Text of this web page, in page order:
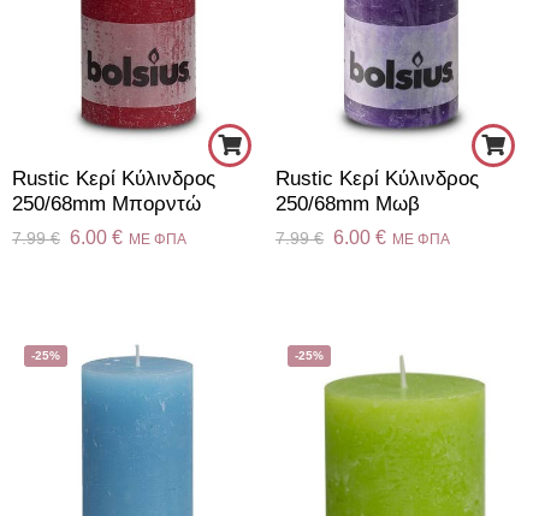
Rustic Κερί Kύλινδρος
250/68mm Μπορντώ
7.99€ 6.00 € ME ΦΠΑ
Rustic Κερί Κύλινδρος
250/68mm Μωβ
7.99€ 6.00 € ME ΦΠΑ
-25% -25%